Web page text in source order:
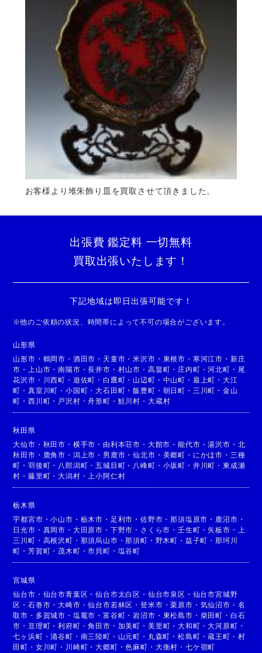
お客様より堆朱飾り皿を買取させて頂きました。
出張費 鑑定料 一切無料
買取出張いたします！
下記地域は即日出張可能です！
※他のご依頼の状況、時間帯によって不可の場合がございます。
山形県
山形市 ・ 鶴岡市 ・ 酒田市 ・ 天童市 ・米沢市 ・ 東根市 ・ 寒河江市 ・ 新庄
市 ・ 上山市 ・南陽市 ・長井市 ・ 村山市 ・ 高畠町 ・ 庄内町 ・河北町 ・ 尾
花沢市 ・ 川西町 ・ 遊佐町 ・ 白鷹町 ・ 山辺町 ・ 中山町 ・ 最上町 ・ 大江
町 ・真室川町 ・小国町 ・大石田町 ・飯豊町 ・ 朝日町 ・ 三川町 ・ 金山
町 ・西川町 ・ 戸沢村 ・舟形町 ・ 鮭川村 ・ 大蔵村
秋田県
大仙市 ・ 秋田市 ・ 横手市 ・ 由利本荘市 ・ 大館市 ・能代市 ・湯沢市 ・ 北
秋田市 ・ 鹿角市 ・ 潟上市 ・ 男鹿市 ・仙北市 ・ 美郷町 ・ にかほ市 ・ 三種
町 ・羽後町 ・ 八郎潟町 ・五城目町 ・ 八峰町 ・ 小坂町 ・ 井川町 ・ 東成瀬
村 ・藤里町 ・大潟村 ・ 上小阿仁村
栃木県
宇都宮市 ・小山市 ・ 栃木市 ・ 足利市 ・佐野市 ・那須塩原市 ・ 鹿沼市 ・
日光市 ・ 真岡市 ・ 大田原市 ・ 下野市 ・ さくら市 ・壬生町 ・矢板市 ・
上
三川町 ・ 高根沢町 ・ 那須烏山市 ・那須町 ・ 野木町 ・ 益子町 ・那珂川
町 ・芳賀町 ・ 茂木町 ・市貝町 ・ 塩谷町
宮城県
仙台市 ・ 仙台市青葉区 ・仙台市太白区 ・ 仙台市泉区 ・ 仙台市宮城野
区 ・石巻市 ・大崎市 ・仙台市若林区 ・登米市 ・栗原市 ・ 気仙沼市 ・ 名
取市 ・ 多賀城市 ・ 塩竈市 ・富谷町 ・岩沼市 ・ 東松島市 ・ 柴田町 ・ 白石
市 ・ 亘理町 ・利府町 ・角田市 ・ 加美町 ・ 美里町 ・大和町 ・大河原町 ・
七ヶ浜町 ・涌谷町 ・ 南三陸町 ・ 山元町 ・ 丸森町 ・松島町 ・蔵王町 ・ 村
田町 ・ 女川町 ・ 川崎町 ・大郷町 ・色麻町 ・ 大衡村 ・ 七ケ宿町